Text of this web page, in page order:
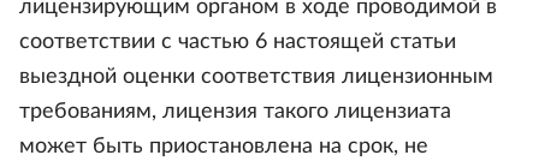
лицензирующим органом в ходе проводимой в
соответствии с частью 6 настоящей статьи
выездной оценки соответствия лицензионным
требованиям, лицензия такого лицензиата
может быть приостановлена на срок, не